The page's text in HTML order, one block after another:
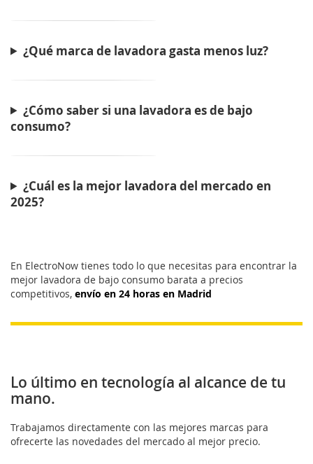
¿Qué marca de lavadora gasta menos luz?
¿Cómo saber si una lavadora es de bajo
consumo?
¿Cuál es la mejor lavadora del mercado en
2025?
En ElectroNow tienes todo lo que necesitas para encontrar la
mejor lavadora de bajo consumo barata a precios
competitivos, envío en 24 horas en Madrid
Lo último en tecnología al alcance de tu
mano.
Trabajamos directamente con las mejores marcas para
ofrecerte las novedades del mercado al mejor precio.